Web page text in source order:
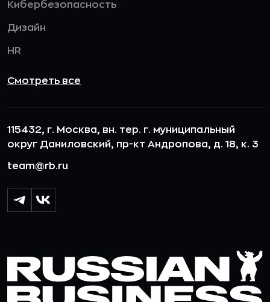
Кибербезопасность
Дизайн
HR
Смотреть все
115432, г. Москва, вн. тер. г. муниципальный
округ Даниловский, пр-кт Андропова, д. 18, к. 3
team@rb.ru